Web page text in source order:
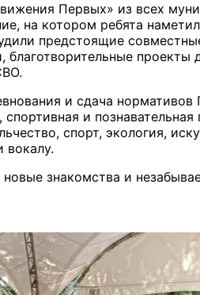
Первых» из всех
на котором ребята
предстоящие
проекты
и сдача нормативов
и
спорт, экология,
вокалу.
знакомства и